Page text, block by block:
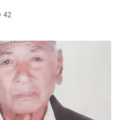
42